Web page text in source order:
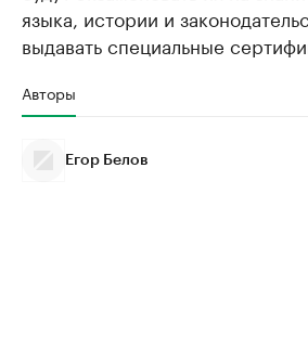
языка, истории и
выдавать специальные
Авторы
Егор Белов